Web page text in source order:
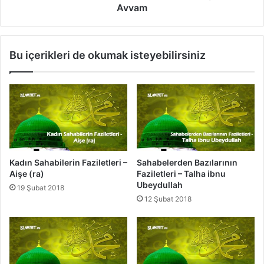
z
a
r
ı
n
ı
F
a
z
l
e
t
l
Avvam
Bu içerikleri de okumak isteyebilirsiniz
Kadın Sahabilerin Faziletleri –
Aişe (ra)
19 Şubat 2018
Sahabelerden Bazılarının
Faziletleri – Talha ibnu
Ubeydullah
12 Şubat 2018